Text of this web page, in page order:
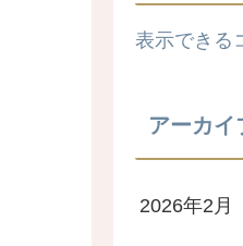
表示できる
アーカイ
2026年2月